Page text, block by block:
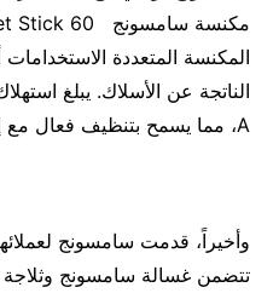
المكنسة المتعددة
A، مما يسمح بتنظيف فعال مع إدارة استهلاك الطاقة.
وأخيراً، قدمت سامسونج
تتضمن غسالة سامسونج